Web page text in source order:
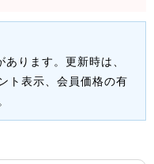
ります。更新時は、
ト表示、会員価格の有